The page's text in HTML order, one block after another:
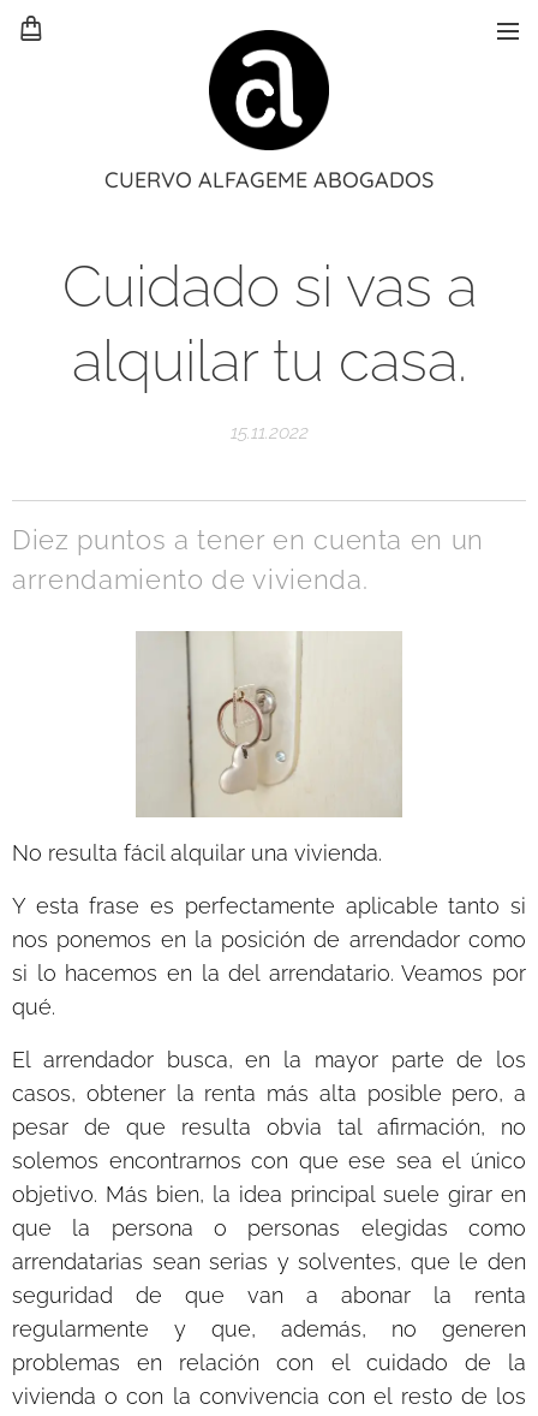
CUERVO ALFAGEME ABOGADOS
Cuidado si vas a
alquilar tu casa.
15.11.2022
Diez puntos a tener en cuenta en un
arrendamiento de vivienda.
No resulta fácil alquilar una vivienda.
Y esta frase es perfectamente aplicable tanto si
nos ponemos en la posición de arrendador como
si lo hacemos en la del arrendatario. Veamos por
qué.
El arrendador busca, en la mayor parte de los
casos, obtener la renta más alta posible pero, a
pesar de que resulta obvia tal afirmación, no
solemos encontrarnos con que ese sea el único
objetivo. Más bien, la idea principal suele girar en
que la persona o personas elegidas como
arrendatarias sean serias y solventes, que le den
seguridad de que van a abonar la renta
regularmente y que, además, no generen
problemas en relación con el cuidado de la
vivienda o con la convivencia con el resto de los